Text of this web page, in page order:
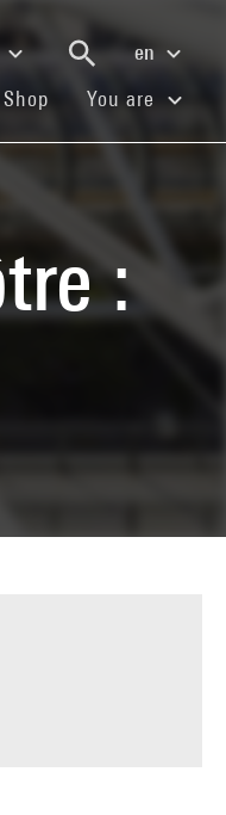
en
Shop (current)You are
: